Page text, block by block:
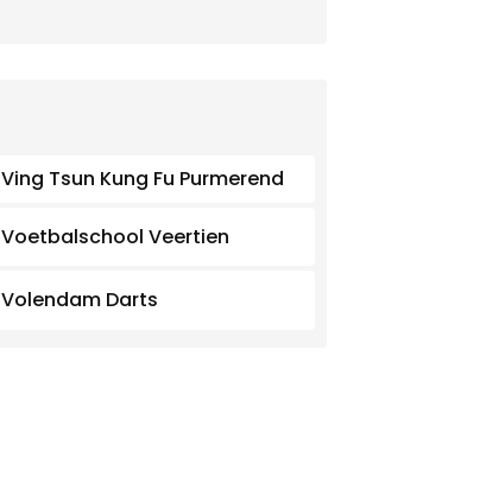
Ving Tsun Kung Fu Purmerend
Voetbalschool Veertien
Volendam Darts